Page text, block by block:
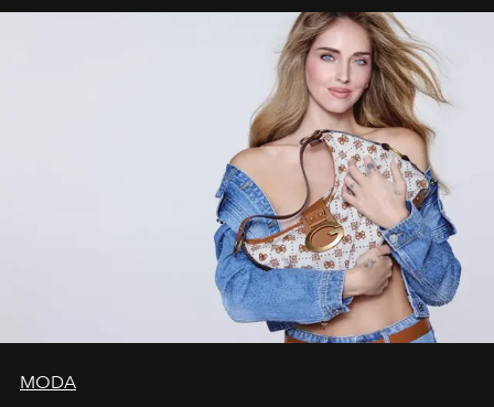
unsurlarından biri olarak öne çıkıyor.
MODA